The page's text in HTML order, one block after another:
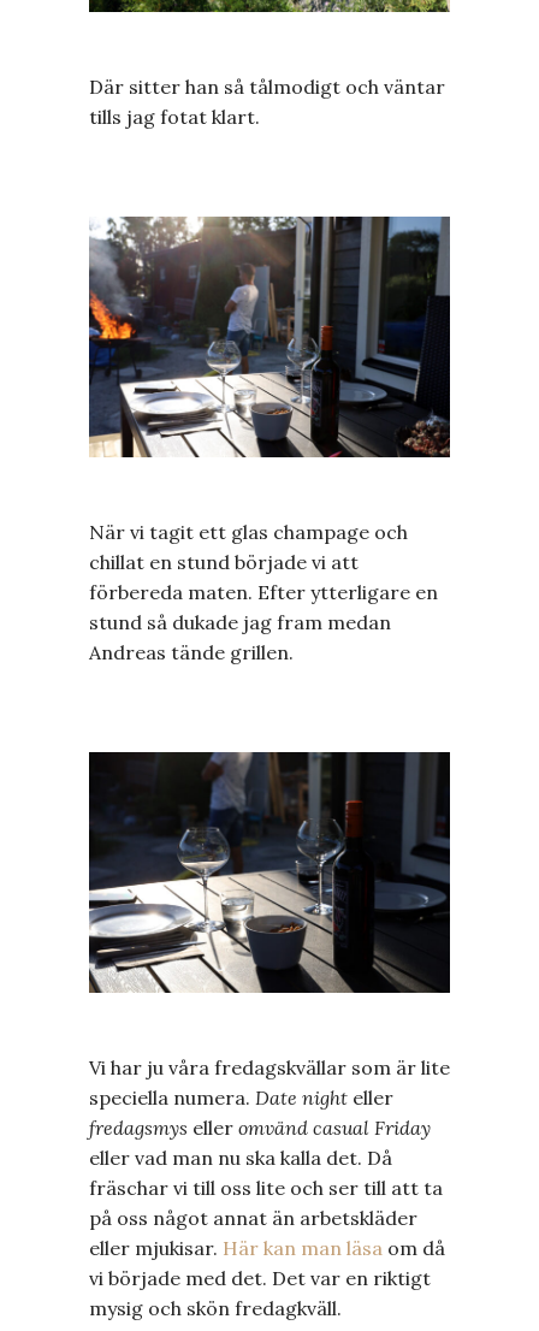
Där sitter han så tålmodigt och väntar
tills jag fotat klart.
När vi tagit ett glas champage och
chillat en stund började vi att
förbereda maten. Efter ytterligare en
stund så dukade jag fram medan
Andreas tände grillen.
Vi har ju våra fredagskvällar som är lite
speciella numera. Date night eller
fredagsmys eller omvänd casual Friday
eller vad man nu ska kalla det. Då
fräschar vi till oss lite och ser till att ta
på oss något annat än arbetskläder
eller mjukisar. Här kan man läsa om då
vi började med det. Det var en riktigt
mysig och skön fredagkväll.